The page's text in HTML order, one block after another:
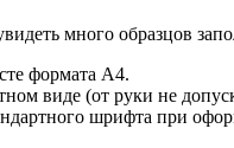
много образцов
формата А4.
виде (от руки не
шрифта при